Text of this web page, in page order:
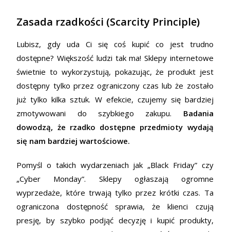
Zasada rzadkości (Scarcity Principle)
Lubisz, gdy uda Ci się coś kupić co jest trudno
dostępne? Większość ludzi tak ma! Sklepy internetowe
świetnie to wykorzystują, pokazując, że produkt jest
dostępny tylko przez ograniczony czas lub że zostało
już tylko kilka sztuk. W efekcie, czujemy się bardziej
zmotywowani do szybkiego zakupu. Badania
dowodzą, że rzadko dostępne przedmioty wydają
się nam bardziej wartościowe.
Pomyśl o takich wydarzeniach jak „Black Friday” czy
„Cyber Monday”. Sklepy ogłaszają ogromne
wyprzedaże, które trwają tylko przez krótki czas. Ta
ograniczona dostępność sprawia, że klienci czują
presję, by szybko podjąć decyzję i kupić produkty,